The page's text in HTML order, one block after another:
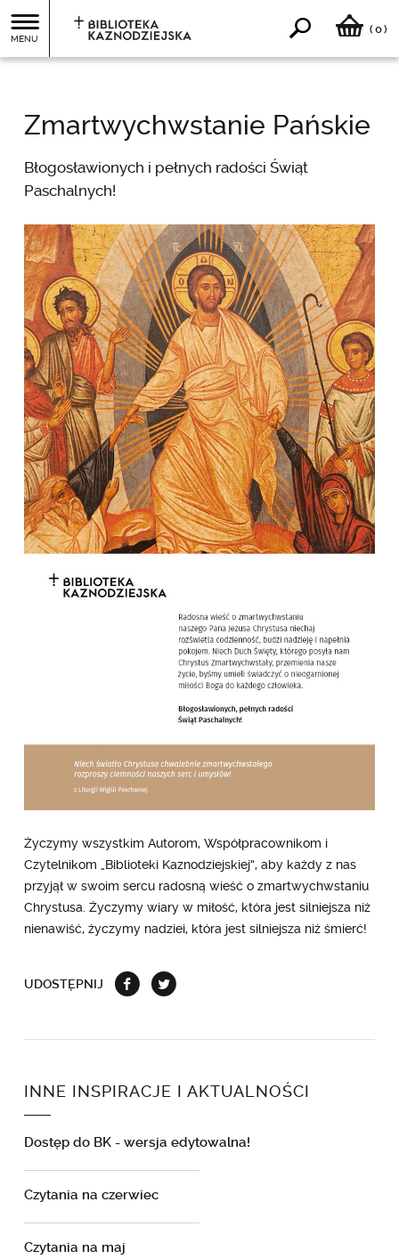
MENU
( 0)
Zmartwychwstanie Pańskie
Błogosławionych i pełnych radości Świąt
Paschalnych!
Życzymy wszystkim Autorom, Współpracownikom i
Czytelnikom „Biblioteki Kaznodziejskiej”, aby każdy z nas
przyjął w swoim sercu radosną wieść o zmartwychwstaniu
Chrystusa. Życzymy wiary w miłość, która jest silniejsza niż
nienawiść, życzymy nadziei, która jest silniejsza niż śmierć!
UDOSTĘPNIJ
INNE INSPIRACJE I AKTUALNOŚCI
Dostęp do BK - wersja edytowalna!
Czytania na czerwiec
Czytania na maj